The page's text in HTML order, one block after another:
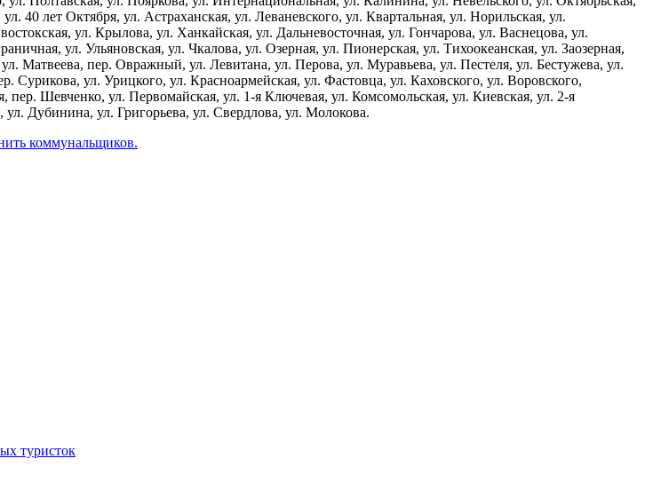
лет Октября, ул. Астраханская, ул. Леваневского, ул. Квартальная, ул. Норильская, ул.
ул. Крылова, ул. Ханкайская, ул. Дальневосточная, ул. Гончарова, ул. Васнецова, ул.
ул. Ульяновская, ул. Чкалова, ул. Озерная, ул. Пионерская, ул. Тихоокеанская, ул. Заозерная,
Матвеева, пер. Овражный, ул. Левитана, ул. Перова, ул. Муравьева, ул. Пестеля, ул. Бестужева, ул.
ул. Урицкого, ул. Красноармейская, ул. Фастовца, ул. Каховского, ул. Воровского,
Шевченко, ул. Первомайская, ул. 1-я Ключевая, ул. Комсомольская, ул. Киевская, ул. 2-я
Дубинина, ул. Григорьева, ул. Свердлова, ул. Молокова.
коммунальщиков.
туристок